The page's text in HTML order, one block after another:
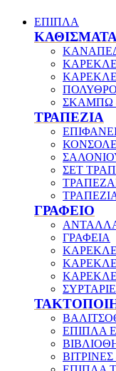
ΕΠΙΠΛΑ
ΣΚΑΜΠΩ
ΤΡΑΠΕΖΙΑ
ΣΕΤ
ΓΡΑΦΕΙΟ
ΓΡΑΦΕΙΑ
ΕΠΙΠΛΑ